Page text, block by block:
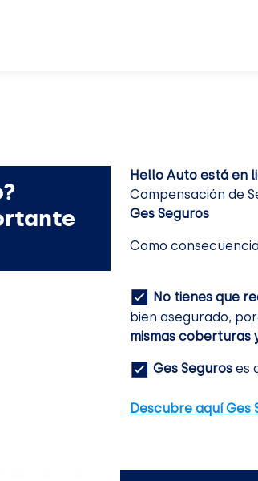
Hello Auto está en
Compensación de
Ges Seguros
Como
No tienes que
bien asegurado,
mismas coberturas
Ges Seguros es
Descubre aquí Ges